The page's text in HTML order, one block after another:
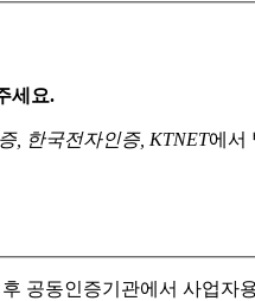
세요.
, 한국전자인증, KTNET에서
공동인증기관에서 사업자